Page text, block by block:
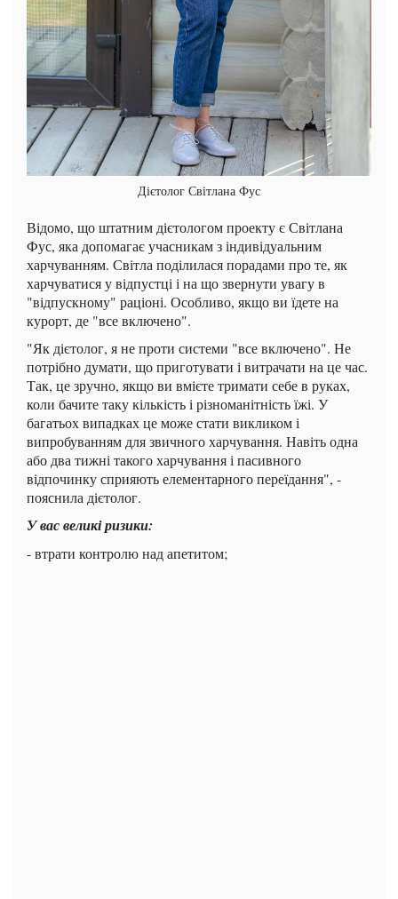
Дієтолог Світлана Фус
Відомо, що штатним дієтологом проекту є Світлана
Фус, яка допомагає учасникам з індивідуальним
харчуванням. Світла поділилася порадами про те, як
харчуватися у відпустці і на що звернути увагу в
"відпускному" раціоні. Особливо, якщо ви їдете на
курорт, де "все включено".
"Як дієтолог, я не проти системи "все включено". Не
потрібно думати, що приготувати і витрачати на це час.
Так, це зручно, якщо ви вмієте тримати себе в руках,
коли бачите таку кількість і різноманітність їжі. У
багатьох випадках це може стати викликом і
випробуванням для звичного харчування. Навіть одна
або два тижні такого харчування і пасивного
відпочинку сприяють елементарного переїдання", -
пояснила дієтолог.
У вас великі ризики:
- втрати контролю над апетитом;